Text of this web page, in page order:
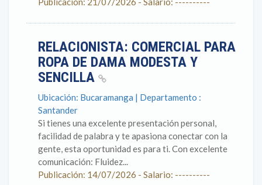
RELACIONISTA: COMERCIAL PARA
ROPA DE DAMA MODESTA Y
SENCILLA
Ubicación: Bucaramanga | Departamento :
Santander
Si tienes una excelente presentación personal,
facilidad de palabra y te apasiona conectar con la
gente, esta oportunidad es para ti. Con excelente
comunicación: Fluidez...
Publicación: 14/07/2026 - Salario: ----------